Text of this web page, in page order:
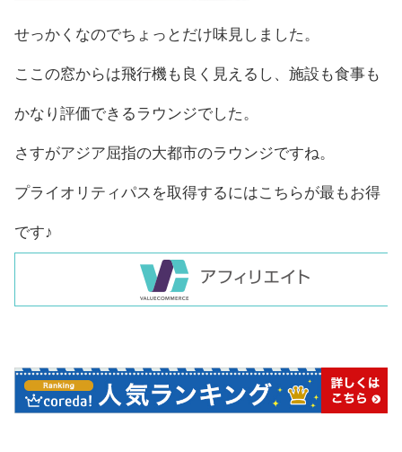
せっかくなのでちょっとだけ味見しました。
ここの窓からは飛行機も良く見えるし、施設も食事も
かなり評価できるラウンジでした。
さすがアジア屈指の大都市のラウンジですね。
プライオリティパスを取得するにはこちらが最もお得
です♪